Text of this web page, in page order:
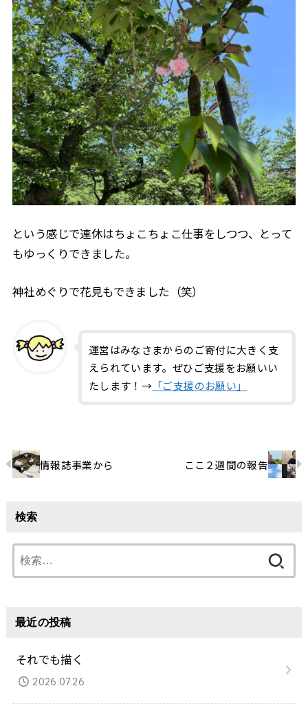
という感じで連休はちょこちょこ仕事をしつつ、とって
もゆっくりできました。
神社めぐりで花見もできました（笑）
運営はみなさまからのご寄付に大きく支
えられています。ぜひご支援をお願いい
たします！→ 「ご支援のお願い」
情報誌事業から ここ２週間の報告
検索
索:
最近の投稿
それでも描く
2026.07.26